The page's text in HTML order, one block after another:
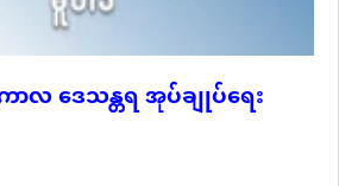
ာလ ဒေသန္တရ အုပ်ချုပ်ရေး